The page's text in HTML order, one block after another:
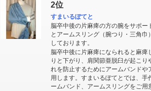
2位
すまいるぽてと
脳卒中後の片麻痺の方の腕をサポー
とアームスリング（腕つり・三角巾
しております。
脳卒中後に片麻痺になられると麻痺
りと下がり、肩関節亜脱臼が起こり
れを防止するためにアームバンドや
用します。すまいるぽてとでは、手
ームバンド、アームスリングをご用